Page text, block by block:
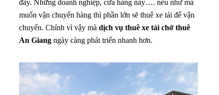
đây. Những doanh nghiệp, cửa hàng này…. nếu như mà
muốn vận chuyển hàng thì phần lớn sẽ thuê xe tải để vận
chuyển. Chính vì vậy mà dịch vụ thuê xe tải chở thuê
An Giang ngày càng phát triển nhanh hơn.